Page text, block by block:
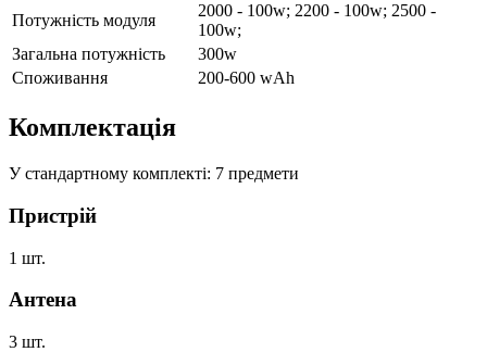
Потужність модуля
2000 - 100w; 2200 - 100w; 2500 -
100w;
Загальна потужність
300w
Споживання
200-600 wАh
Комплектація
У стандартному комплекті: 7 предмети
Пристрій
1 шт.
Антена
3 шт.